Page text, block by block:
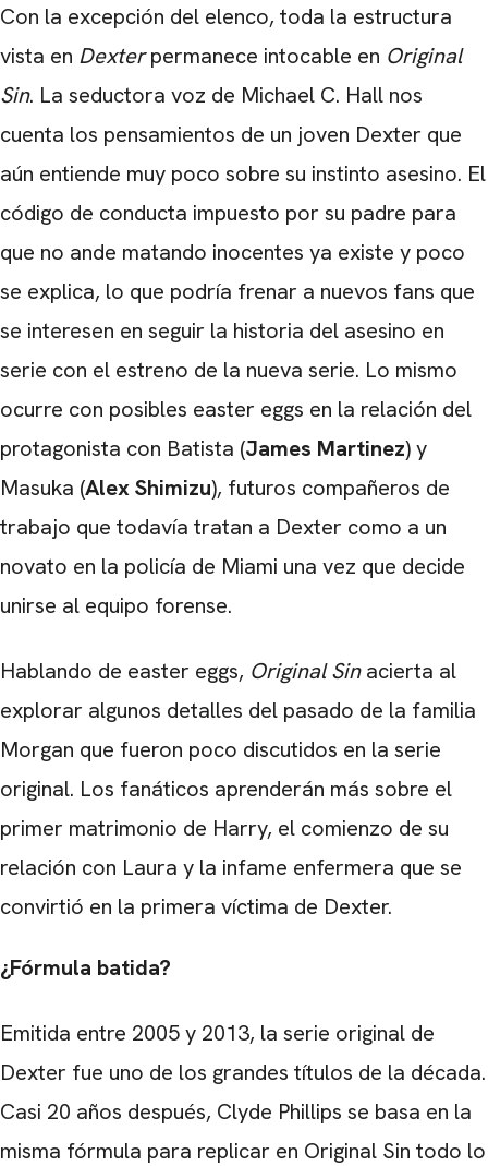
Con la excepción del elenco, toda la estructura
vista en Dexterpermanece intocable en Original
Sin. La seductora voz de Michael C. Hall nos
cuenta los pensamientos de un joven Dexter que
aún entiende muy poco sobre su instinto asesino. El
código de conducta impuesto por su padre para
que no ande matando inocentes ya existe y poco
se explica, lo que podría frenar a nuevos fans que
se interesen en seguir la historia del asesino en
serie con el estreno de la nueva serie. Lo mismo
ocurre con posibles easter eggs en la relación del
protagonista con Batista (James Martinez) y
Masuka (Alex Shimizu), futuros compañeros de
trabajo que todavía tratan a Dexter como a un
novato en la policía de Miami una vez que decide
unirse al equipo forense.
Hablando de easter eggs, Original Sinacierta al
explorar algunos detalles del pasado de la familia
Morgan que fueron poco discutidos en la serie
original. Los fanáticos aprenderán más sobre el
primer matrimonio de Harry, el comienzo de su
relación con Laura y la infame enfermera que se
convirtió en la primera víctima de Dexter.
¿Fórmula batida?
Emitida entre 2005 y 2013, la serie original de
Dexter fue uno de los grandes títulos de la década.
Casi 20 años después, Clyde Phillips se basa en la
misma fórmula para replicar en Original Sin todo lo